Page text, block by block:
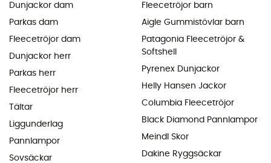
Dunjackor dam
Parkas dam
Fleecetröjor dam
Dunjackor herr
Parkas herr
Fleecetröjor herr
Tältar
Liggunderlag
Pannlampor
Sovsäckar
Fleecetröjor barn
Aigle Gummistövlar barn
Patagonia Fleecetröjor &
Softshell
Pyrenex Dunjackor
Helly Hansen Jackor
Columbia Fleecetröjor
Black Diamond Pannlampor
Meindl Skor
Dakine Ryggsäckar